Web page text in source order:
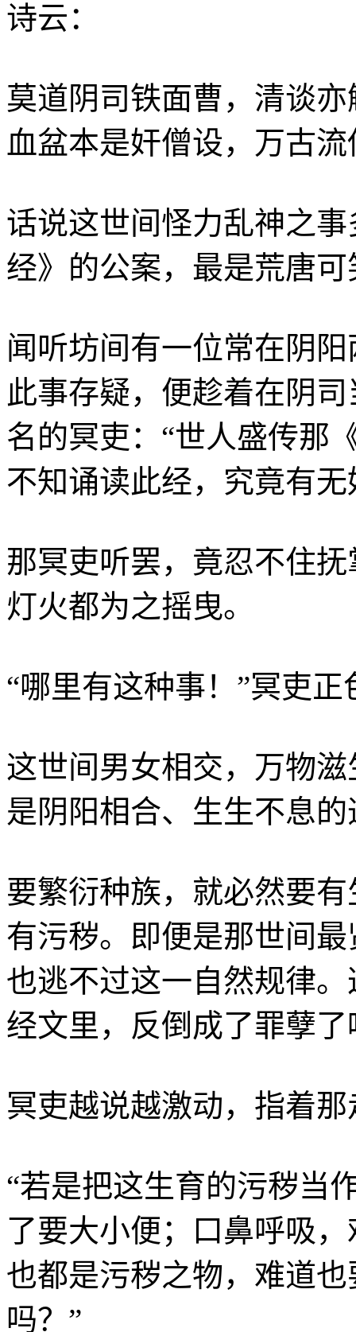
诗云：
莫道阴司铁面曹，清谈
血盆本是奸僧设，万古
话说这世间怪力乱神之
经》的公案，最是荒唐
闻听坊间有一位常在阴
此事存疑，便趁着在阴
名的冥吏：“世人盛传那
不知诵读此经，究竟有无
那冥吏听罢，竟忍不住
灯火都为之摇曳。
“哪里有这种事！”冥吏
这世间男女相交，万物
是阴阳相合、生生不息
要繁衍种族，就必然要
有污秽。即便是那世间
也逃不过这一自然规律
经文里，反倒成了罪孽了
冥吏越说越激动，指着
“若是把这生育的污秽当
了要大小便；口鼻呼吸
也都是污秽之物，难道
吗？”